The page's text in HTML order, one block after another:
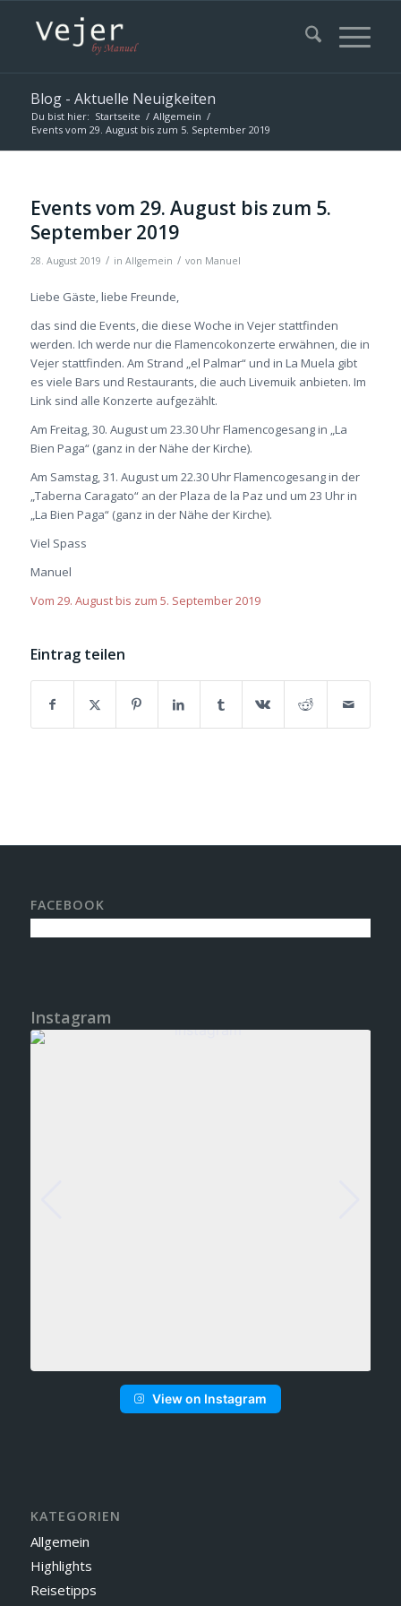
Blog - Aktuelle Neuigkeiten
Du bist hier: Startseite / Allgemein /
Events vom 29. August bis zum 5. September 2019
Events vom 29. August bis zum 5.
September 2019
28. August 2019 / in Allgemein / von Manuel
Liebe Gäste, liebe Freunde,
das sind die Events, die diese Woche in Vejer stattfinden
werden. Ich werde nur die Flamencokonzerte erwähnen, die in
Vejer stattfinden. Am Strand „el Palmar“ und in La Muela gibt
es viele Bars und Restaurants, die auch Livemuik anbieten. Im
Link sind alle Konzerte aufgezählt.
Am Freitag, 30. August um 23.30 Uhr Flamencogesang in „La
Bien Paga“ (ganz in der Nähe der Kirche).
Am Samstag, 31. August um 22.30 Uhr Flamencogesang in der
„Taberna Caragato“ an der Plaza de la Paz und um 23 Uhr in
„La Bien Paga“ (ganz in der Nähe der Kirche).
Viel Spass
Manuel
Vom 29. August bis zum 5. September 2019
Eintrag teilen
FACEBOOK
Instagram
View on Instagram
KATEGORIEN
Allgemein
Highlights
Reisetipps